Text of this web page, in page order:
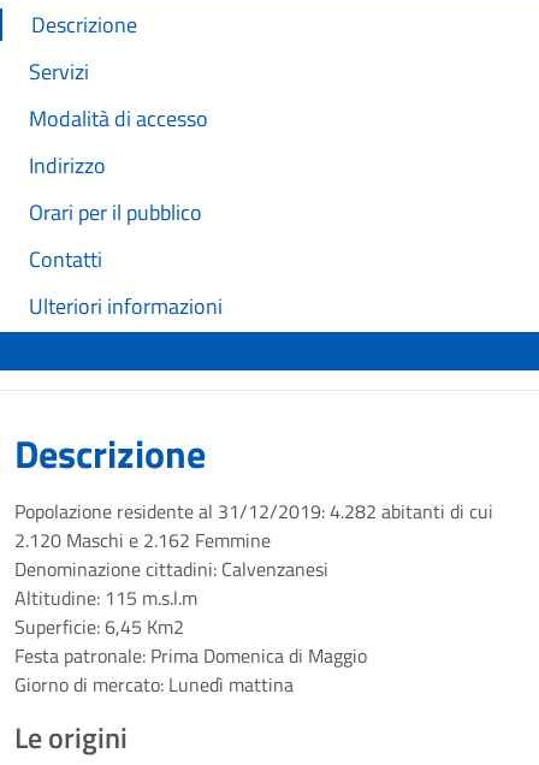
Descrizione
Servizi
Modalità di accesso
Indirizzo
Orari per il pubblico
Contatti
Ulteriori informazioni
Descrizione
Popolazione residente al 31/12/2019: 4.282 abitanti di cui
2.120 Maschi e 2.162 Femmine
Denominazione cittadini: Calvenzanesi
Altitudine: 115 m.s.l.m
Superficie: 6,45 Km2
Festa patronale: Prima Domenica di Maggio
Giorno di mercato: Lunedì mattina
Le origini